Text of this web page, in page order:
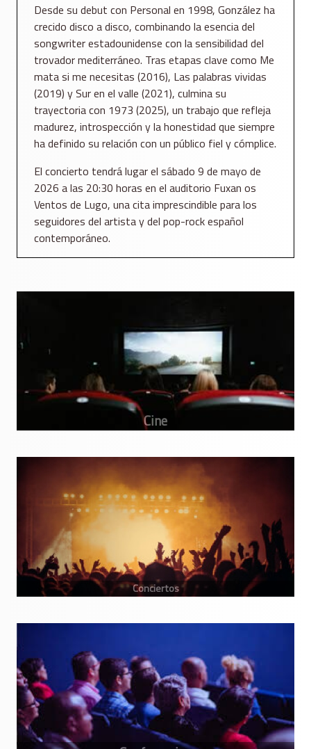
Desde su debut con Personal en 1998, González ha
crecido disco a disco, combinando la esencia del
songwriter estadounidense con la sensibilidad del
trovador mediterráneo. Tras etapas clave como Me
mata si me necesitas (2016), Las palabras vividas
(2019) y Sur en el valle (2021), culmina su
trayectoria con 1973 (2025), un trabajo que refleja
madurez, introspección y la honestidad que siempre
ha definido su relación con un público fiel y cómplice.
El concierto tendrá lugar el sábado 9 de mayo de
2026 a las 20:30 horas en el auditorio Fuxan os
Ventos de Lugo, una cita imprescindible para los
seguidores del artista y del pop-rock español
contemporáneo.